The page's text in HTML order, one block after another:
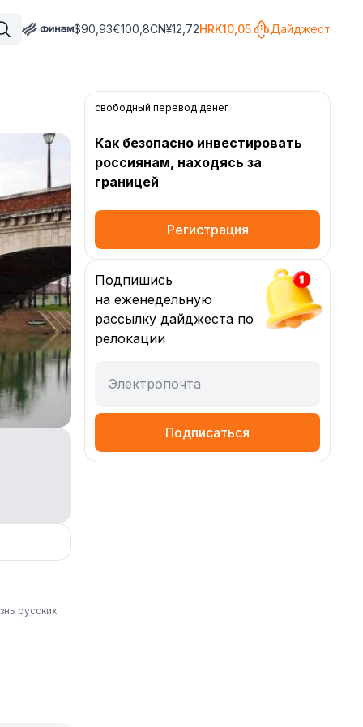
$90,93€100,8CN¥12,72HRK10,05 Дайджест
русских
свободный перевод денег
Как безопасно инвестировать
россиянам, находясь за
границей
Регистрация
Подпишись
на еженедельную
рассылку дайджеста по
релокации
Электропочта
Подписаться